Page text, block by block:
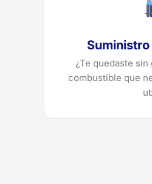
¿Te quedaste sin
combustible que